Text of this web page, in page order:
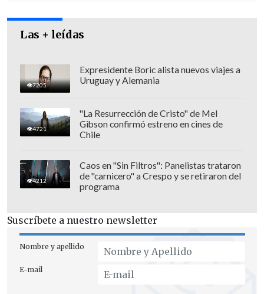
Las + leídas
7205
Expresidente Boric alista nuevos viajes a
Uruguay y Alemania
4721
"La Resurrección de Cristo" de Mel
Gibson confirmó estreno en cines de
Chile
4212
Caos en "Sin Filtros": Panelistas trataron
de "carnicero" a Crespo y se retiraron del
programa
Suscríbete a nuestro newsletter
Nombre y apellido
E-mail